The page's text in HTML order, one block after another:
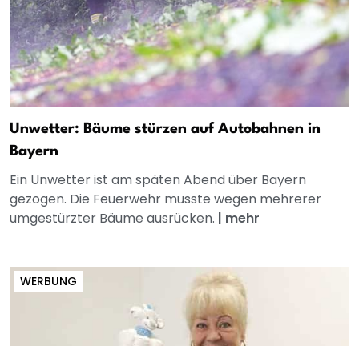
Unwetter: Bäume stürzen auf Autobahnen in
Bayern
Ein Unwetter ist am späten Abend über Bayern
gezogen. Die Feuerwehr musste wegen mehrerer
umgestürzter Bäume ausrücken. | mehr
WERBUNG